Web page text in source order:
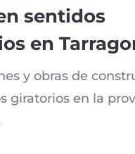
sentidos
en
y obras de
giratorios en la